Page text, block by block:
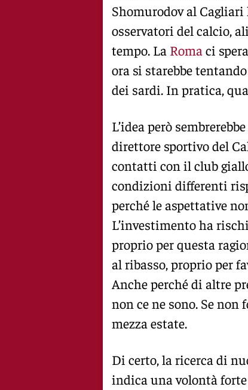
Shomurodov al
osservatori del calcio,
tempo. La Roma ci
ora si starebbe
dei sardi. In pratica,
L’idea però
direttore sportivo del
contatti con il club
condizioni differenti
perché le aspettative
L’investimento ha
proprio per questa
al ribasso, proprio per
Anche perché di altre
non ce ne sono. Se non
mezza estate.
Di certo, la ricerca di
indica una volontà